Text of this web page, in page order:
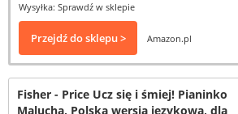
Wysyłka: Sprawdź w sklepie
Przejdź do sklepu > Amazon.pl
Fisher - Price Ucz się i śmiej! Pianinko
Malucha, Polska wersja językowa, dla